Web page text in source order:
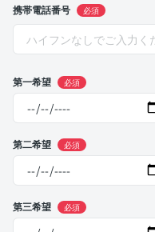
携帯電話番号 必須
第一希望 必須
第二希望 必須
第三希望 必須